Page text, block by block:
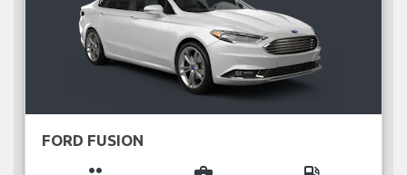
FORD FUSION